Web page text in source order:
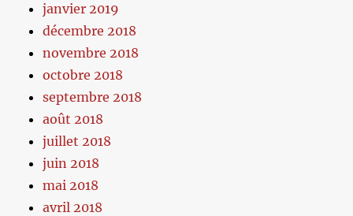
janvier 2019
décembre 2018
novembre 2018
octobre 2018
septembre 2018
août 2018
juillet 2018
juin 2018
mai 2018
avril 2018